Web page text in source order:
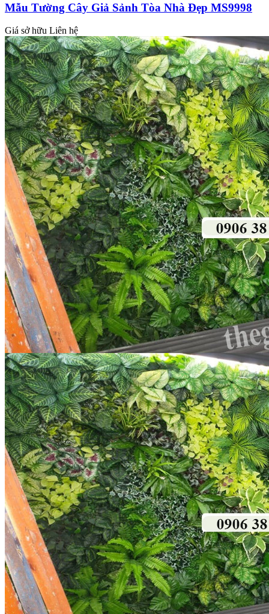
Mẫu Tường Cây Giả Sảnh Tòa Nhà Đẹp MS9998
Giá sở hữu Liên hệ